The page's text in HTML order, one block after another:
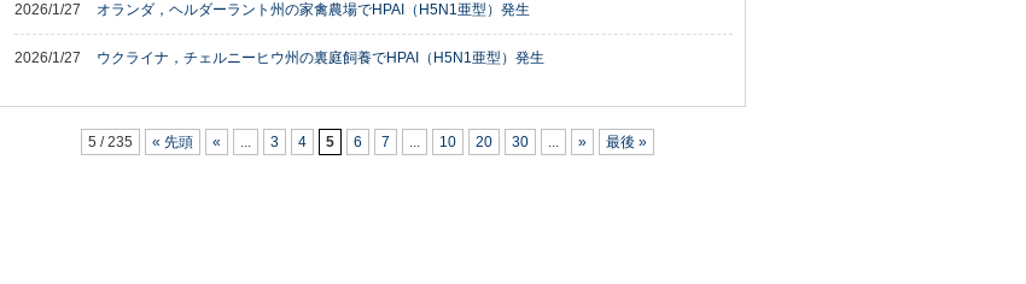
2026/1/27 オランダ，ヘルダーラント州の家禽農場でHPAI（H5N1亜型）発生
2026/1/27 ウクライナ，チェルニーヒウ州の裏庭飼養でHPAI（H5N1亜型）発生
5 / 235 « 先頭 « ... 3 4 5 6 7 ... 10 20 30 ... » 最後 »